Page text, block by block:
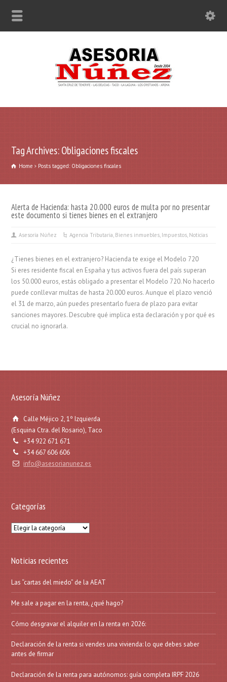
Tag Archives: Obligaciones fiscales
Home Posts tagged: Obligaciones fiscales
Alerta de Hacienda: hasta 20.000 euros de multa por no presentar
este documento si tienes bienes en el extranjero
Asesoría Núñez Agencia Tributaria, Bienes inmuebles, Impuestos, Noticias
¿Tienes bienes en el extranjero? Hacienda te exige el Modelo 720
Si eres residente fiscal en España y tus activos fuera del país superan
los 50.000 euros, estás obligado a presentar el Modelo 720. No hacerlo
puede conllevar multas de hasta 20.000 euros. Aunque el plazo venció
el 31 de marzo, aún puedes presentarlo fuera de plazo para evitar
sanciones mayores. Descubre qué implica esta declaración y por qué es
crucial no ignorarla.
Asesoría Núñez
Calle Méjico 2, 1º Izquierda
(Esquina Ctra. del Rosario), Taco
+34 922 671 671
+34 667 606 606
info@asesorianunez.es
Categorías
Categorías
Noticias recientes
Las “cartas del miedo” de la AEAT
Me sale a pagar en la renta, ¿qué hago?
Cómo desgravar el alquiler en la renta en 2026:
Declaración de la renta si vendes una vivienda: lo que debes saber
antes de firmar
Declaración de la renta para autónomos: guía completa IRPF 2026